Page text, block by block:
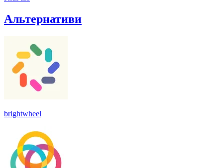
Альтернативи
brightwheel